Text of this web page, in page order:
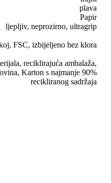
plava
Papir
ljepljiv, neprozirno, ultragrip
FSC, izbijeljeno bez klora
reciklirajuća ambalaža,
Karton s najmanje 90%
recikliranog sadržaja